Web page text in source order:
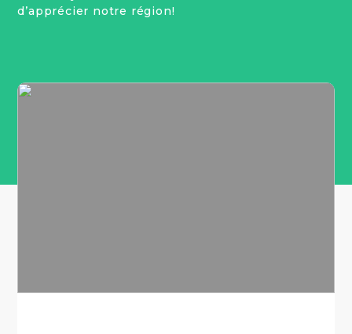
d’apprécier notre région!